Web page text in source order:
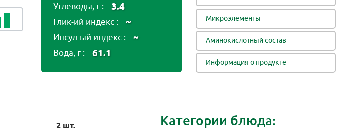
Углеводы, г : 3.4
Глик-ий индекс : ~
Инсул-ый индекс : ~
Вода, г : 61.1
Микроэлементы
Аминокислотный состав
Информация о продукте
2 шт. Категории блюда: